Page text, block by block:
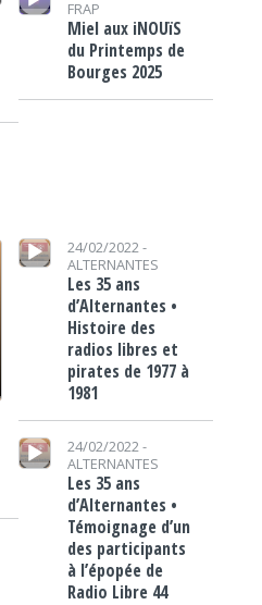
FRAP
Miel aux iNOUïS
du Printemps de
Bourges 2025
Lecteur audio
24/02/2022 -
ALTERNANTES
Les 35 ans
d’Alternantes •
Histoire des
radios libres et
pirates de 1977 à
1981
Lecteur audio
24/02/2022 -
ALTERNANTES
Les 35 ans
d’Alternantes •
Témoignage d’un
des participants
à l’épopée de
Radio Libre 44